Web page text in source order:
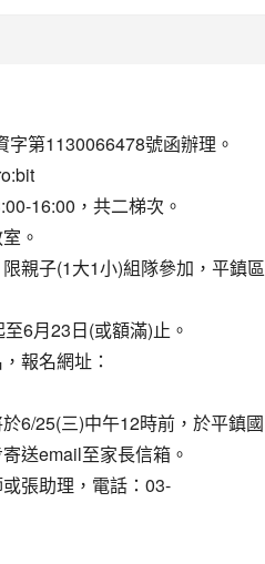
第1130066478號函辦理。
16:00，共二梯次。
。
親子(1大1小)組隊參加，平鎮區
6月23日(或額滿)止。
報名網址：
6/25(三)中午12時前，於平鎮國
送email至家長信箱。
張助理，電話：03-